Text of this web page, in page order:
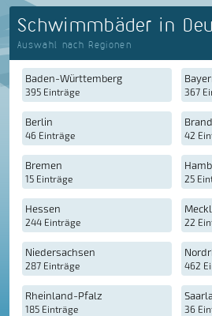
Schwimmbäder in
Auswahl nach Regionen
Baden-Württemberg
395 Einträge 367
Berlin
46 Einträge 42
Bremen
15 Einträge 25
Hessen
244 Einträge 22
Niedersachsen
287 Einträge 462
Rheinland-Pfalz
185 Einträge 36